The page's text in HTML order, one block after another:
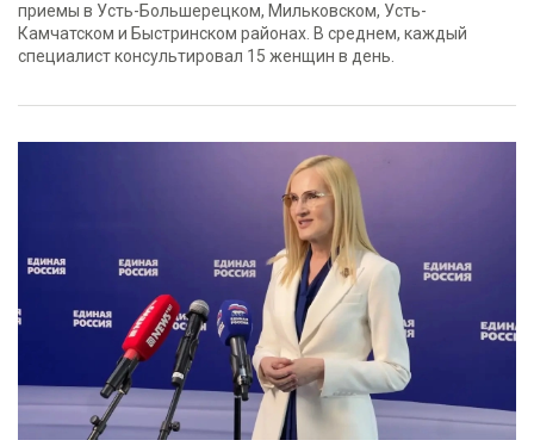
приемы в Усть-Большерецком, Мильковском, Усть-
Камчатском и Быстринском районах. В среднем, каждый
специалист консультировал 15 женщин в день.